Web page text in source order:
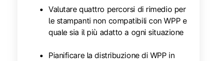
Valutare quattro percorsi di rimedio per
le stampanti non compatibili con WPP e
quale sia il più adatto a ogni situazione
Pianificare la distribuzione di WPP in